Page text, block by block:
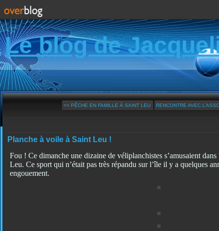
Le blog de
<< PÊCHE EN FAMILLE À SAINT LEU RENCONTRE AVEC
Planche à voile à Saint Leu !
Fou ! Ce dimanche une dizaine de véliplanchistes s’amusaient dans
Leu. Ce sport qui n’était pas très répandu sur l’île il y a quelques
engouement.